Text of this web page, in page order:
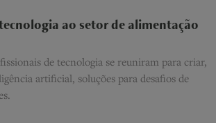
ao setor de alimentação
de tecnologia se reuniram para criar,
artificial, soluções para desafios de